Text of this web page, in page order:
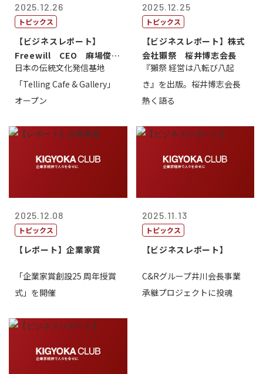
2025.12.26
トピックス
【ビジネスレポート】
Freewill CEO 麻場俊行
氏
日本の伝統文化発信基地
「Telling Cafe & Gallery」
オープン
2025.12.25
トピックス
【ビジネスレポート】株式
会社獺祭 桜井博志会長
『獺祭 経営は八転び八起
き』を出版。桜井博志会長
熱く語る
2025.12.08
トピックス
【レポート】企業家賞
「企業家賞創設25 周年授賞
式」を開催
2025.11.13
トピックス
【ビジネスレポート】
C&Rグループ井川会長事業
承継プロジェクトに投魂